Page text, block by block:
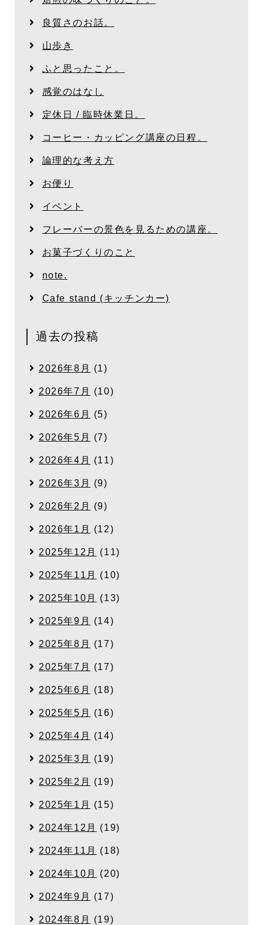
良質さのお話。
山歩き
ふと思ったこと。
感覚のはなし
定休日 / 臨時休業日。
コーヒー・カッピング講座の日程。
論理的な考え方
お便り
イベント
フレーバーの景色を見るための講座。
お菓子づくりのこと
note.
Cafe stand (キッチンカー)
過去の投稿
2026年8月 (1)
2026年7月 (10)
2026年6月 (5)
2026年5月 (7)
2026年4月 (11)
2026年3月 (9)
2026年2月 (9)
2026年1月 (12)
2025年12月 (11)
2025年11月 (10)
2025年10月 (13)
2025年9月 (14)
2025年8月 (17)
2025年7月 (17)
2025年6月 (18)
2025年5月 (16)
2025年4月 (14)
2025年3月 (19)
2025年2月 (19)
2025年1月 (15)
2024年12月 (19)
2024年11月 (18)
2024年10月 (20)
2024年9月 (17)
2024年8月 (19)